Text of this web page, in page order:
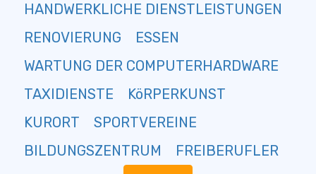
HANDWERKLICHE DIENSTLEISTUNGEN
RENOVIERUNG
ESSEN
WARTUNG DER COMPUTERHARDWARE
TAXIDIENSTE
KöRPERKUNST
KURORT
SPORTVEREINE
BILDUNGSZENTRUM
FREIBERUFLER